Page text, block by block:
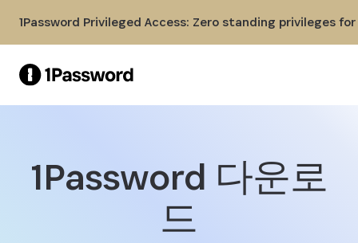
1Password Privileged Access: Zero standing privileges
Windows용 1Password 다운로
1Password 다운로
드